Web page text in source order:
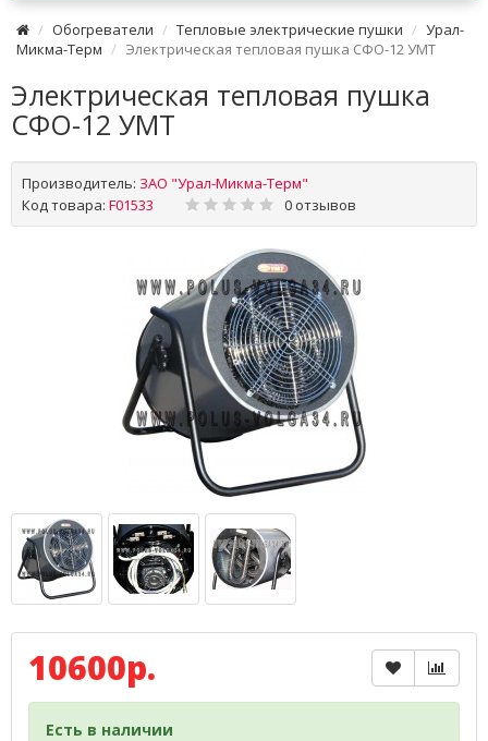
Обогреватели Тепловые электрические пушки
Урал-
Микма-Терм
Электрическая тепловая пушка СФО-12 УМТ
Электрическая тепловая пушка
СФО-12 УМТ
Производитель: ЗАО "Урал-Микма-Терм"
Код товара: F01533 0 отзывов
10600р.
Есть в наличии